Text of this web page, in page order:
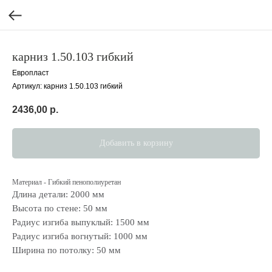
карниз 1.50.103 гибкий
Европласт
Артикул: карниз 1.50.103 гибкий
2436,00 р.
Добавить в корзину
Материал - Гибкий пенополиуретан
Длина детали: 2000 мм
Высота по стене: 50 мм
Радиус изгиба выпуклый: 1500 мм
Радиус изгиба вогнутый: 1000 мм
Ширина по потолку: 50 мм